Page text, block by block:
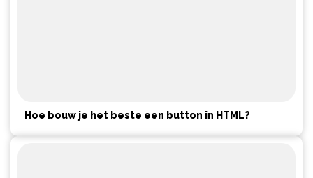
Hoe bouw je het beste een button in HTML?